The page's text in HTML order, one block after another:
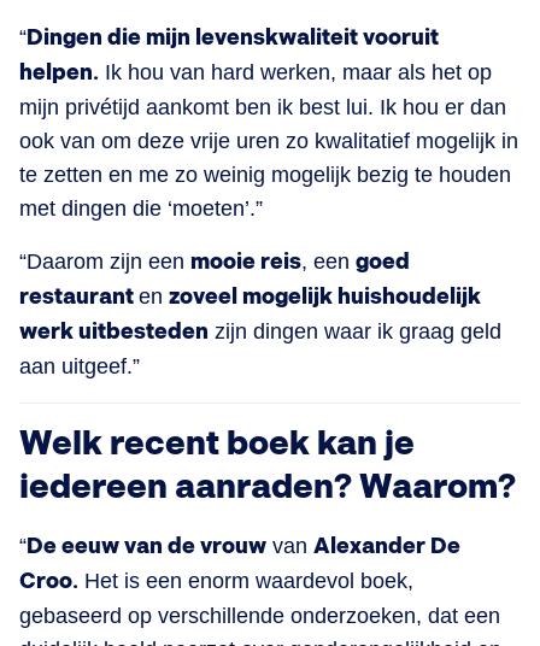
“Dingen die mijn levenskwaliteit vooruit
helpen. Ik hou van hard werken, maar als het op
mijn privétijd aankomt ben ik best lui. Ik hou er dan
ook van om deze vrije uren zo kwalitatief mogelijk in
te zetten en me zo weinig mogelijk bezig te houden
met dingen die ‘moeten’.”
“Daarom zijn een mooie reis, een goed
restaurant en zoveel mogelijk huishoudelijk
werk uitbesteden zijn dingen waar ik graag geld
aan uitgeef.”
Welk recent boek kan je
iedereen aanraden? Waarom?
“De eeuw van de vrouw van Alexander De
Croo. Het is een enorm waardevol boek,
gebaseerd op verschillende onderzoeken, dat een